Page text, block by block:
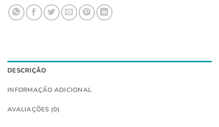
DESCRIÇÃO
INFORMAÇÃO ADICIONAL
AVALIAÇÕES (0)